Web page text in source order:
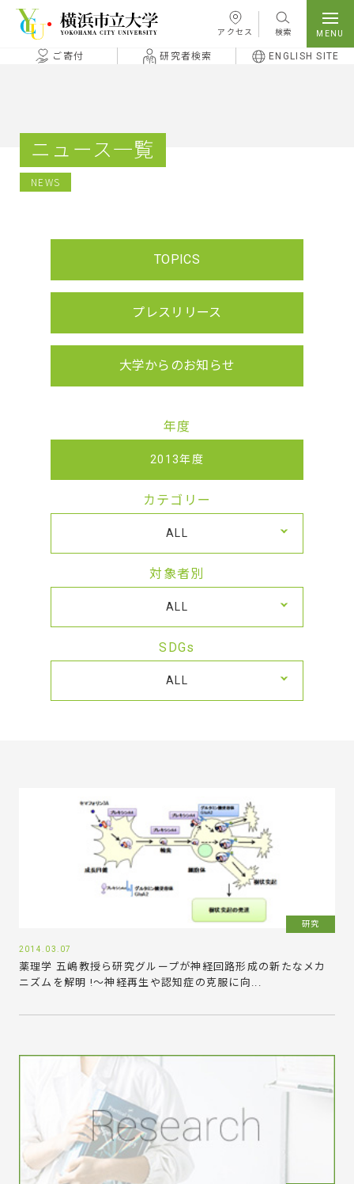
本文へ移動
アクセス 検索
ご寄付 研究者検索 ENGLISH SITE
ニュース一覧
NEWS
TOPICS
プレスリリース
大学からのお知らせ
年度
2013年度
カテゴリー
ALL
対象者別
ALL
SDGs
ALL
研究
2014.03.07
薬理学 五嶋教授ら研究グループが神経回路形成の新たなメカ
ニズムを解明 !～神経再生や認知症の克服に向...